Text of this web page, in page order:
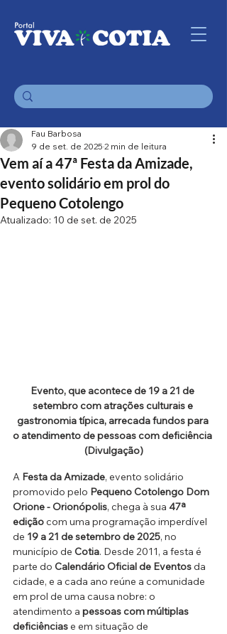
Vem aí a 47ª Festa da Amizade,
evento solidário em prol do
Pequeno Cotolengo
Fau Barbosa
9 de set. de 2025 2 min de leitura
Atualizado: 10 de set. de 2025
Evento, que acontece de 19 a 21 de
setembro com atrações culturais e
gastronomia típica, arrecada fundos para
o atendimento de pessoas com deficiência
(Divulgação)
A Festa da Amizade, evento solidário
promovido pelo Pequeno Cotolengo Dom
Orione - Orionópolis, chega à sua 47ª
edição com uma programação imperdível
de 19 a 21 de setembro de 2025, no
município de Cotia. Desde 2011, a festa é
parte do Calendário Oficial de Eventos da
cidade, e a cada ano reúne a comunidade
em prol de uma causa nobre: o
atendimento a pessoas com múltiplas
deficiências e em situação de